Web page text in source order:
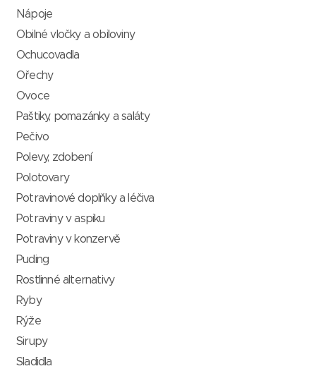
Nápoje
Obilné vločky a obiloviny
Ochucovadla
Ořechy
Ovoce
Paštiky, pomazánky a saláty
Pečivo
Polevy, zdobení
Polotovary
Potravinové doplňky a léčiva
Potraviny v aspiku
Potraviny v konzervě
Puding
Rostlinné alternativy
Ryby
Rýže
Sirupy
Sladidla